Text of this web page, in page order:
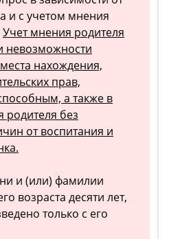
и с учетом мнения
Учет мнения родителя
невозможности
нахождения,
прав,
а также в
родителя без
от воспитания и
и (или) фамилии
возраста десяти лет,
только с его